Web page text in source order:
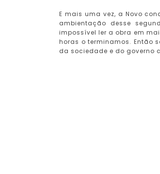
E mais uma vez, a Novo
ambientação desse
impossível ler a obra em
horas o terminamos. Então
da sociedade e do governo